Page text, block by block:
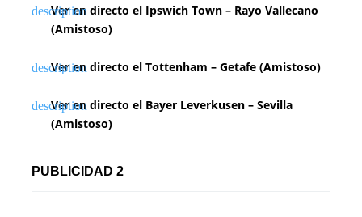
Ver en directo el Ipswich Town – Rayo Vallecano
(Amistoso)
Ver en directo el Tottenham – Getafe (Amistoso)
Ver en directo el Bayer Leverkusen – Sevilla
(Amistoso)
PUBLICIDAD 2